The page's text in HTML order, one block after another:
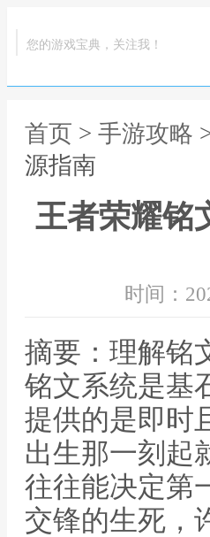
您的游戏宝典，关注我！
首页 > 手游攻略
源指南
王者荣耀铭
时间：
摘要：理解铭
铭文系统是基
提供的是即时
出生那一刻起
往往能决定第
交锋的生死，